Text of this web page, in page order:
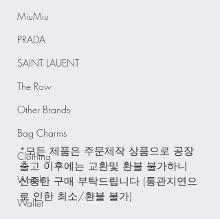
MiuMiu
PRADA
SAINT LAUENT
The Row
Other Brands
Bag Charms
Clothing
Watch
Wallet
*모든 제품은 주문제작 상품으로 공장
출고 이후에는 교환및 환불 불가하니
신중한 구매 부탁드립니다 (통관지연으
로 인한 최소/환불 불가)